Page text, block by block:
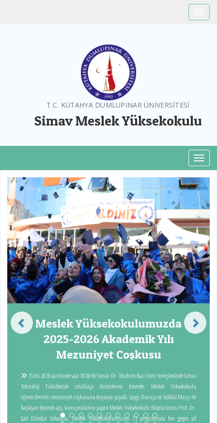
T.C. KÜTAHYA DUMLUPINAR ÜNİVERSİTESİ
Simav Meslek Yüksekokulu
Meslek Yüksekokulumuzda
2025-2026 Akademik Yılı
Mezuniyet Coşkusu
15.06.2026 tarihinde saat 18:00’de Simav Dr. İbrahim Naci Eren Yerleşkesinde Simav
Teknoloji Fakültesiyle ortaklaşa düzenlenen törende, Meslek Yüksekokulu
öğrencilerimiz mezuniyet coşkusunu doyasıya yaşadı. Saygı Duruşu ve İstiklal Marşı ile
başlayan törende açış konuşmalarını yapan Meslek Yüksekokulu Müdürümüz Prof. Dr.
Sait Dündar Sofuoğlu, Meslek Yüksekokulumuzun 11 programıyla her geçen yıl
Previous Next